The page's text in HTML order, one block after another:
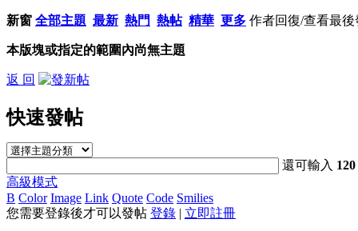
新窗 全部主題 最新 熱門 熱帖 精華 更多 作者回復/查看最後
本版塊或指定的範圍內尚無主題
返 回
快速發帖
還可輸入 120
高級模式
B Color Image Link Quote Code Smilies
您需要登錄後才可以發帖 登錄 | 立即註冊